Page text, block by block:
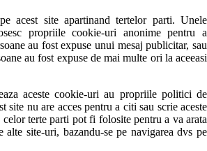
acest site apartinand tertelor parti. Unele
propriile cookie-uri anonime pentru a
au fost expuse unui mesaj publicitar, sau
au fost expuse de mai multe ori la aceeasi
aceste cookie-uri au propriile politici de
site nu are acces pentru a citi sau scrie aceste
terte parti pot fi folosite pentru a va arata
alte site-uri, bazandu-se pe navigarea dvs pe